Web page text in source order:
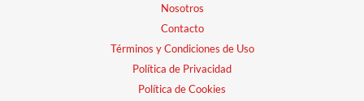
Nosotros
Contacto
Términos y Condiciones de Uso
Política de Privacidad
Política de Cookies